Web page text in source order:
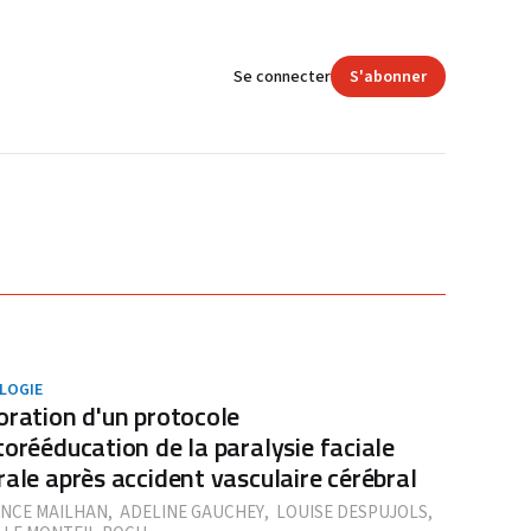
Se connecter S'abonner
d'un protocole
de la paralysie faciale
après accident vasculaire cérébral
MAILHAN, ADELINE GAUCHEY, LOUISE DESPUJOLS,